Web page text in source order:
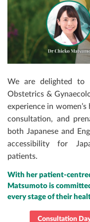
NHA KHOA
DA LIỄU​
NỘI TỔNG QUÁT
GÓI KHÁM ELITE
KHÁM VÀ ĐÁNH GIÁ
GÓI KHÁM NGƯỜI
KHÁM NHA
KHÁM SỨC KHỎE
TIÊM CHỦNG
HOÀN VÀ SƠ
PHÒNG Y TẾ CƠ
THANH TOÁN
LIÊN HỆ
We are delighted to
Obstetrics &
experience in
consultation, and
both Japanese and
accessibility for
patients.
With her patient-
Matsumoto is
every stage of their
Consultation